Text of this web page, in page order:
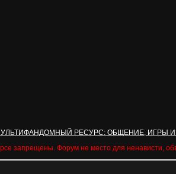
РЕСУРС: ОБЩЕНИЕ, ИГРЫ И
запрещены. Форум не место для ненависти,